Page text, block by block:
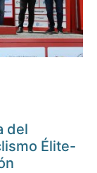
del
Élite-